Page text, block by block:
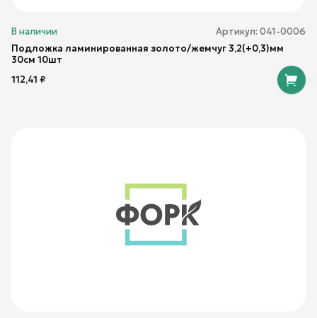
В наличии Артикул: 041-0006
Подложка ламинированная золото/жемчуг 3,2(+0,3)мм
30см 10шт
112,41 ₽